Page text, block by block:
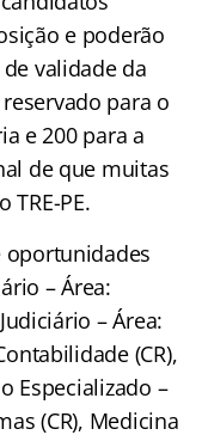
e poderão
validade da
para o
e 200 para a
de que muitas
PE.
oportunidades
– Área:
– Área:
(CR),
Especializado –
(CR), Medicina